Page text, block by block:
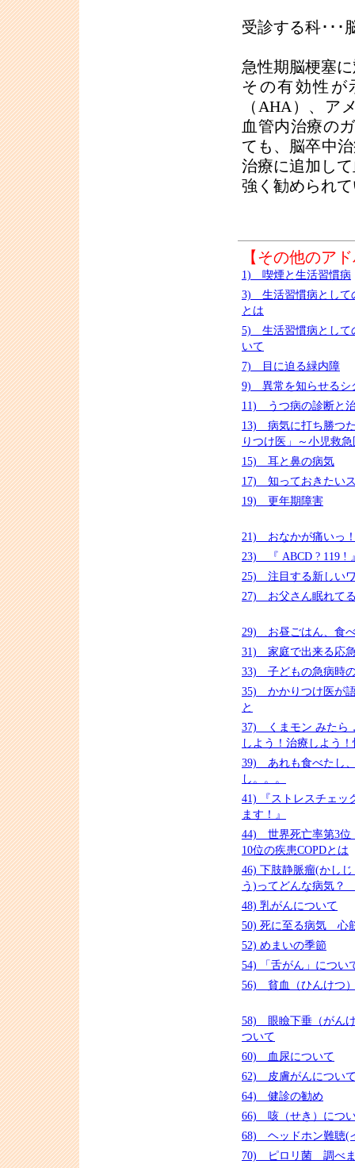
受診する科･･･
急性期脳梗塞
その有効性が
（AHA）、ア
血管内治療の
ても、脳卒中
治療に追加し
強く勧められ
【その他のア
1) 喫煙と生活習慣病
3) 生活習慣病として
とは
5) 生活習慣病として
いて
7) 目に迫る緑内障
9) 異常を知らせるシ
11) うつ病の診断と
13) 病気に打ち勝つ
りつけ医」～小児救
15) 耳と鼻の病気
17) 知っておきたい
19) 更年期障害
21) おなかが痛いっ
23) 『 ABCD ? 119 !
25) 注目する新しい
27) お父さん眠れて
29) お昼ごはん、食
31) 家庭で出来る応
33) 子どもの急病時
35) かかりつけ医が
と
37) くまモン みたら
しよう！治療しよう
39) あれも食べたし
し。。。
41) 『ストレスチェッ
ます！』
44) 世界死亡率第3位
10位の疾患COPDとは
46) 下肢静脈瘤(かしじょうみゃくりゅ
う)ってどんな病気
48) 乳がんについて
50) 死に至る病気 心
52) めまいの季節
54) 「舌がん」につい
56) 貧血（ひんけつ
58) 眼瞼下垂（がん
ついて
60) 血尿について
62) 皮膚がんについ
64) 健診の勧め
66) 咳（せき）につ
68) ヘッドホン難聴(
70) ピロリ菌 調べ